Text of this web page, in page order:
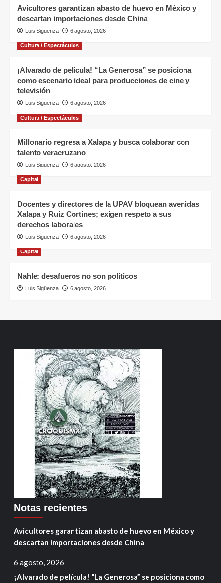
Avicultores garantizan abasto de huevo en México y
descartan importaciones desde China
Luis Sigüenza 6 agosto, 2026
Cultura / Espectáculos
¡Alvarado de película! “La Generosa” se posiciona
como escenario ideal para producciones de cine y
televisión
Luis Sigüenza 6 agosto, 2026
Cultura / Espectáculos
Millonario regresa a Xalapa y busca colaborar con
talento veracruzano
Luis Sigüenza 6 agosto, 2026
Capital
Docentes y directores de la UPAV bloquean avenidas
Xalapa y Ruiz Cortines; exigen respeto a sus
derechos laborales
Luis Sigüenza 6 agosto, 2026
Capital
Nahle: desafueros no son políticos
Luis Sigüenza 6 agosto, 2026
Notas recientes
Avicultores garantizan abasto de huevo en México y
descartan importaciones desde China
6 agosto, 2026
¡Alvarado de película! “La Generosa” se posiciona como